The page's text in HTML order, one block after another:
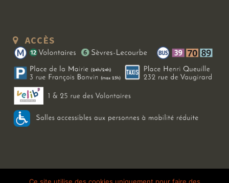
ACCÈS
Copyright 2026 Le Bal Blomet | Tous droits réservés | Mentions légales